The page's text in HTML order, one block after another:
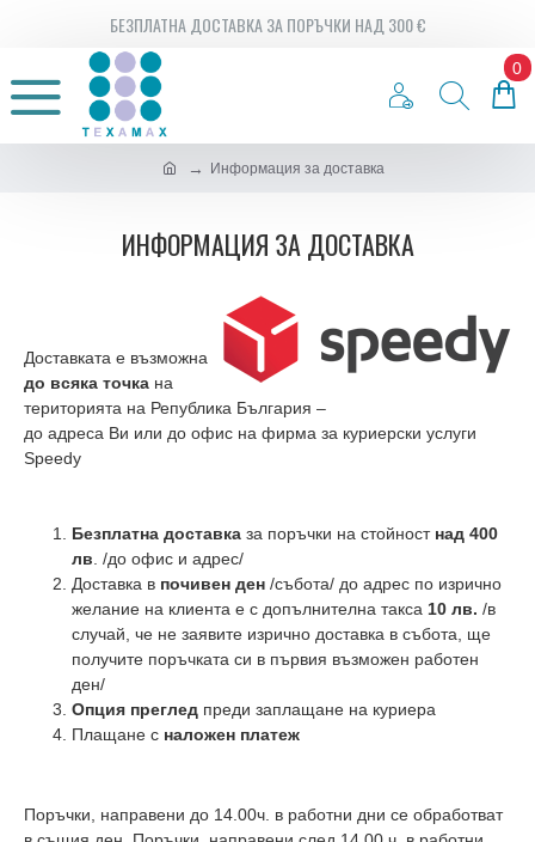
БЕЗПЛАТНА ДОСТАВКА ЗА ПОРЪЧКИ НАД 300 €
0
Информация за доставка
ИНФОРМАЦИЯ ЗА ДОСТАВКА
Доставката е възможна
до всяка точка на
територията на Република България –
до адреса Ви или до офис на фирма за куриерски услуги
Speedy
Безплатна доставка за поръчки на стойност над 400
лв . /до офис и адрес/
Доставка в почивен ден /събота/ до адрес по изрично
желание на клиента е с допълнителна такса 10 лв. /в
случай, че не заявите изрично доставка в събота, ще
получите поръчката си в първия възможен работен
ден/
Опция преглед преди заплащане на куриера
Плащане с наложен платеж
Поръчки, направени до 14.00ч. в работни дни се обработват